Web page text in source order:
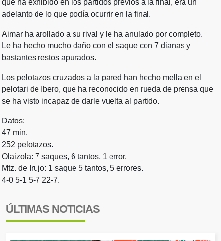
que ha exhibido en los partidos previos a la final, era un
adelanto de lo que podía ocurrir en la final.
Aimar ha arollado a su rival y le ha anulado por completo.
Le ha hecho mucho daño con el saque con 7 dianas y
bastantes restos apurados.
Los pelotazos cruzados a la pared han hecho mella en el
pelotari de Ibero, que ha reconocido en rueda de prensa que
se ha visto incapaz de darle vuelta al partido.
Datos:
47 min.
252 pelotazos.
Olaizola: 7 saques, 6 tantos, 1 error.
Mtz. de Irujo: 1 saque 5 tantos, 5 errores.
4-0 5-1 5-7 22-7.
ÚLTIMAS NOTICIAS